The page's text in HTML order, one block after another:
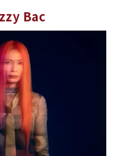
Bac